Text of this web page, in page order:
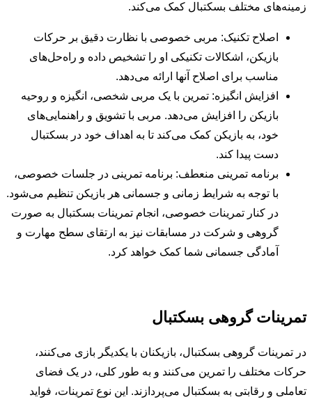
زمینه‌های مختلف بسکتبال کمک می‌کند.
اصلاح تکنیک: مربی خصوصی با نظارت دقیق بر حرکات
بازیکن، اشکالات تکنیکی او را تشخیص داده و راه‌حل‌های
مناسب برای اصلاح آنها ارائه می‌دهد.
افزایش انگیزه: تمرین با یک مربی شخصی، انگیزه و روحیه
بازیکن را افزایش می‌دهد. مربی با تشویق و راهنمایی‌های
خود، به بازیکن کمک می‌کند تا به اهداف خود در بسکتبال
دست پیدا کند.
برنامه تمرینی منعطف: برنامه تمرینی در جلسات خصوصی،
با توجه به شرایط زمانی و جسمانی هر بازیکن تنظیم می‌شود.
در کنار تمرینات خصوصی، انجام تمرینات بسکتبال به صورت
گروهی و شرکت در مسابقات نیز به ارتقای سطح مهارت و
آمادگی جسمانی شما کمک خواهد کرد.
تمرینات گروهی بسکتبال
در تمرینات گروهی بسکتبال، بازیکنان با یکدیگر بازی می‌کنند،
حرکات مختلف را تمرین می‌کنند و به طور کلی، در یک فضای
تعاملی و رقابتی به بسکتبال می‌پردازند. این نوع تمرینات، فواید